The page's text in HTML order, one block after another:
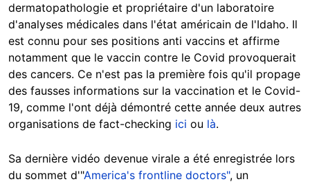
dermatopathologie et propriétaire d'un laboratoire
d'analyses médicales dans l'état américain de l'Idaho. Il
est connu pour ses positions anti vaccins et affirme
notamment que le vaccin contre le Covid provoquerait
des cancers. Ce n'est pas la première fois qu'il propage
des fausses informations sur la vaccination et le Covid-
19, comme l'ont déjà démontré cette année deux autres
organisations de fact-checking ici ou là.
Sa dernière vidéo devenue virale a été enregistrée lors
du sommet d'"America's frontline doctors", un